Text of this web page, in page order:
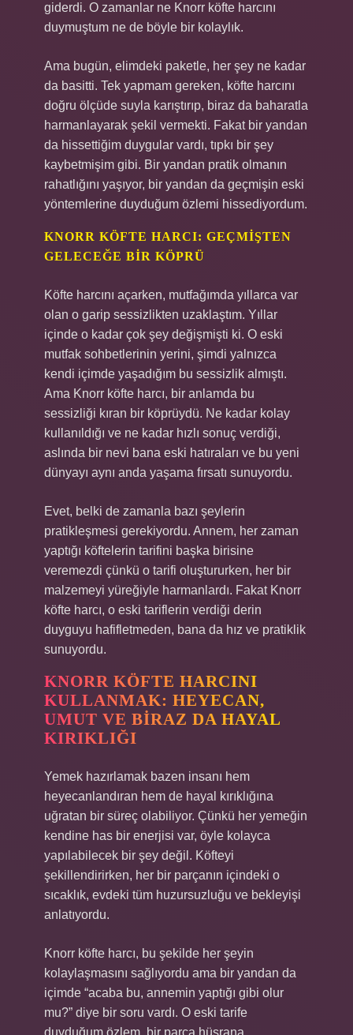
giderdi. O zamanlar ne Knorr köfte harcını
duymuştum ne de böyle bir kolaylık.
Ama bugün, elimdeki paketle, her şey ne kadar
da basitti. Tek yapmam gereken, köfte harcını
doğru ölçüde suyla karıştırıp, biraz da baharatla
harmanlayarak şekil vermekti. Fakat bir yandan
da hissettiğim duygular vardı, tıpkı bir şey
kaybetmişim gibi. Bir yandan pratik olmanın
rahatlığını yaşıyor, bir yandan da geçmişin eski
yöntemlerine duyduğum özlemi hissediyordum.
KNORR KÖFTE HARCI: GEÇMIŞTEN
GELECEĞE BIR KÖPRÜ
Köfte harcını açarken, mutfağımda yıllarca var
olan o garip sessizlikten uzaklaştım. Yıllar
içinde o kadar çok şey değişmişti ki. O eski
mutfak sohbetlerinin yerini, şimdi yalnızca
kendi içimde yaşadığım bu sessizlik almıştı.
Ama Knorr köfte harcı, bir anlamda bu
sessizliği kıran bir köprüydü. Ne kadar kolay
kullanıldığı ve ne kadar hızlı sonuç verdiği,
aslında bir nevi bana eski hatıraları ve bu yeni
dünyayı aynı anda yaşama fırsatı sunuyordu.
Evet, belki de zamanla bazı şeylerin
pratikleşmesi gerekiyordu. Annem, her zaman
yaptığı köftelerin tarifini başka birisine
veremezdi çünkü o tarifi oluştururken, her bir
malzemeyi yüreğiyle harmanlardı. Fakat Knorr
köfte harcı, o eski tariflerin verdiği derin
duyguyu hafifletmeden, bana da hız ve pratiklik
sunuyordu.
KNORR KÖFTE HARCINI
KULLANMAK: HEYECAN,
UMUT VE BIRAZ DA HAYAL
KIRIKLIĞI
Yemek hazırlamak bazen insanı hem
heyecanlandıran hem de hayal kırıklığına
uğratan bir süreç olabiliyor. Çünkü her yemeğin
kendine has bir enerjisi var, öyle kolayca
yapılabilecek bir şey değil. Köfteyi
şekillendirirken, her bir parçanın içindeki o
sıcaklık, evdeki tüm huzursuzluğu ve bekleyişi
anlatıyordu.
Knorr köfte harcı, bu şekilde her şeyin
kolaylaşmasını sağlıyordu ama bir yandan da
içimde “acaba bu, annemin yaptığı gibi olur
mu?” diye bir soru vardı. O eski tarife
duyduğum özlem, bir parça hüsrana